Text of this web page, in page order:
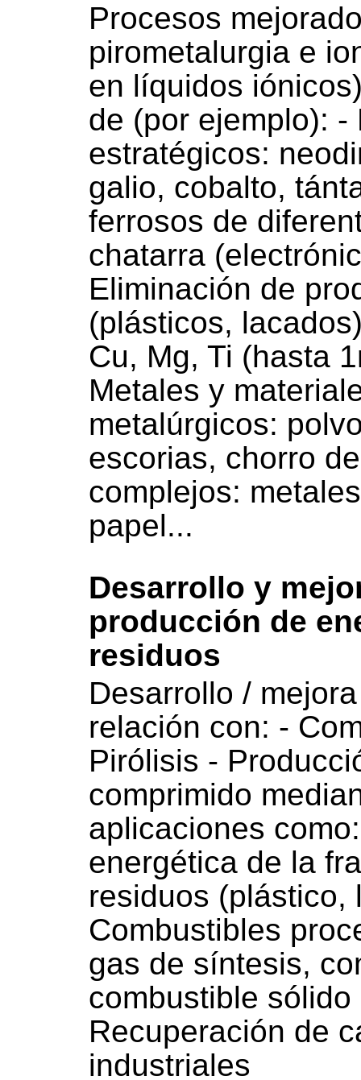
Procesos
pirometalurgia e
en líquidos
de (por ejemplo):
estratégicos:
galio, cobalto,
ferrosos de
chatarra
Eliminación de
(plásticos,
Cu, Mg, Ti (hasta
Metales y
metalúrgicos:
escorias, chorro
complejos:
papel...
Desarrollo y
producción de
residuos
Desarrollo /
relación con: -
Pirólisis -
comprimido
aplicaciones
energética de la
residuos (plástico,
Combustibles
gas de síntesis,
combustible
Recuperación de
industriales